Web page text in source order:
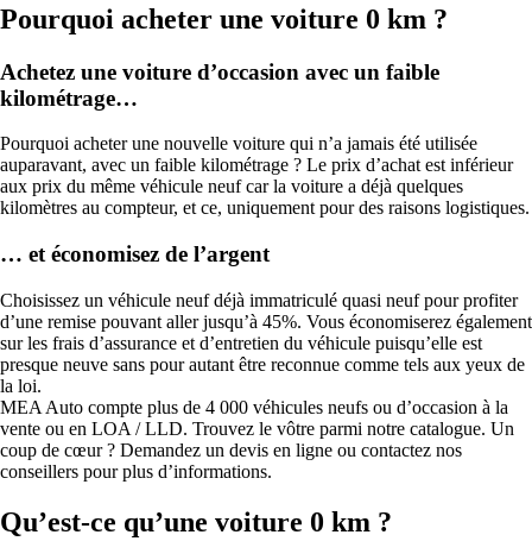
Pourquoi acheter une voiture 0 km ?
Achetez une voiture d’occasion avec un faible
kilométrage…
Pourquoi acheter une nouvelle voiture qui n’a jamais été utilisée
auparavant, avec un faible kilométrage ? Le prix d’achat est inférieur
aux prix du même véhicule neuf car la voiture a déjà quelques
kilomètres au compteur, et ce, uniquement pour des raisons logistiques.
… et économisez de l’argent
Choisissez un véhicule neuf déjà immatriculé quasi neuf pour profiter
d’une remise pouvant aller jusqu’à 45%. Vous économiserez également
sur les frais d’assurance et d’entretien du véhicule puisqu’elle est
presque neuve sans pour autant être reconnue comme tels aux yeux de
la loi.
MEA Auto compte plus de 4 000 véhicules neufs ou d’occasion à la
vente ou en LOA / LLD. Trouvez le vôtre parmi notre catalogue. Un
coup de cœur ? Demandez un devis en ligne ou contactez nos
conseillers pour plus d’informations.
Qu’est-ce qu’une voiture 0 km ?